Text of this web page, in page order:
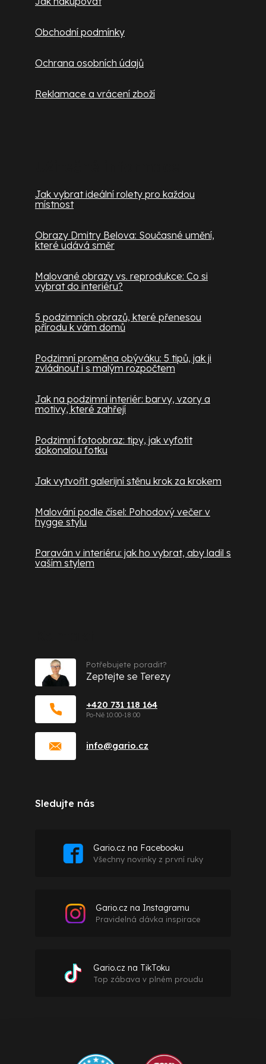
Obchodní podmínky
Ochrana osobních údajů
Reklamace a vrácení zboží
Jak vybrat ideální rolety pro každou
místnost
Obrazy Dmitry Belova: Současné umění,
které udává směr
Malované obrazy vs. reprodukce: Co si
vybrat do interiéru?
5 podzimních obrazů, které přenesou
přírodu k vám domů
Podzimní proměna obýváku: 5 tipů, jak ji
zvládnout i s malým rozpočtem
Jak na podzimní interiér: barvy, vzory a
motivy, které zahřejí
Podzimní fotoobraz: tipy, jak vyfotit
dokonalou fotku
Jak vytvořit galerijní stěnu krok za krokem
Malování podle čísel: Pohodový večer v
hygge stylu
Paraván v interiéru: jak ho vybrat, aby ladil s
vaším stylem
info@gario.cz
+420 731 118 164
Potřebujete poradit?
Zeptejte se Terezy
Sledujte nás
Gario.cz na Facebooku
Všechny novinky z první ruky
Gario.cz na Instagramu
Pravidelná dávka inspirace
Gario.cz na TikToku
Top zábava v plném proudu